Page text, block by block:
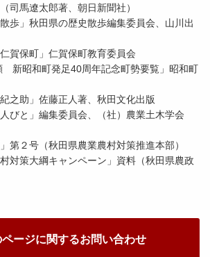
司馬遼太郎著、朝日新聞社）
散歩」秋田県の歴史散歩編集委員会、山川出
仁賀保町」仁賀保町教育委員会
新昭和町発足40周年記念町勢要覧」昭和町
之助」佐藤正人著、秋田文化出版
人びと」編集委員会、（社）農業土木学会
第２号（秋田県農業農村対策推進本部）
村対策大綱キャンペーン」資料（秋田県農政
ページに関するお問い合わせ